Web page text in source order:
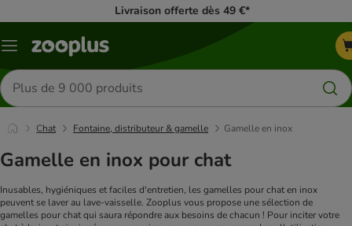
Livraison offerte dès 49 €*
Menu
Rechercher
des
produits
Chat Fontaine, distributeur & gamelle Gamelle en inox
Gamelle en inox pour chat
Inusables, hygiéniques et faciles d'entretien, les gamelles pour chat en inox
peuvent se laver au lave-vaisselle. Zooplus vous propose une sélection de
gamelles pour chat qui saura répondre aux besoins de chacun ! Pour inciter votre